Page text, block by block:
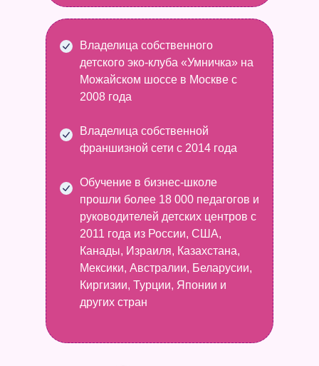
Владелица собственного
детского эко-клуба «Умничка» на
Можайском шоссе в Москве с
2008 года
Владелица собственной
франшизной сети с 2014 года
Обучение в бизнес-школе
прошли более 18 000 педагогов и
руководителей детских центров с
2011 года из России, США,
Канады, Израиля, Казахстана,
Мексики, Австралии, Беларусии,
Киргизии, Турции, Японии и
других стран